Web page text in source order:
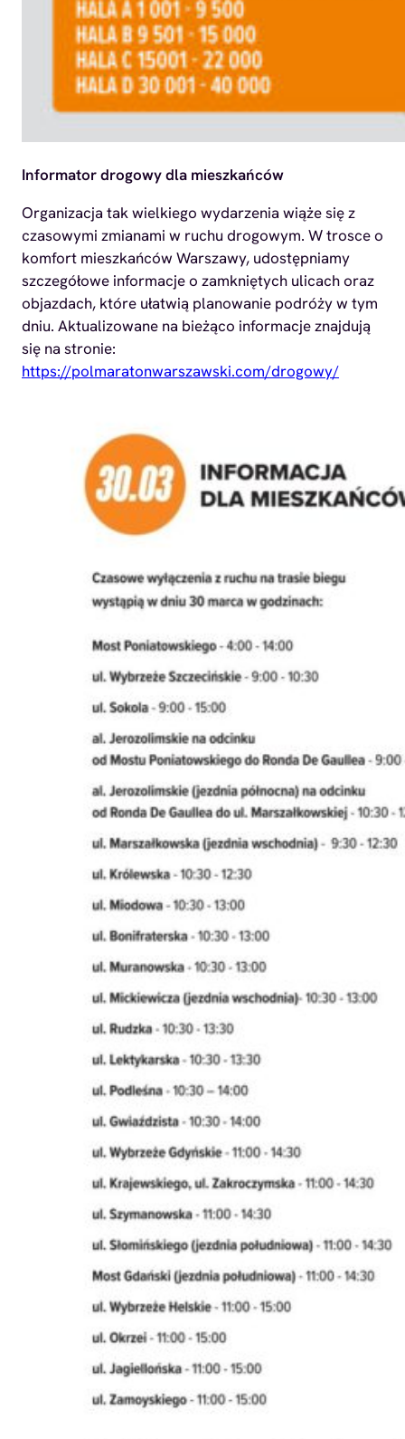
Informator drogowy dla mieszkańców
Organizacja tak wielkiego wydarzenia wiąże się z
czasowymi zmianami w ruchu drogowym. W trosce o
komfort mieszkańców Warszawy, udostępniamy
szczegółowe informacje o zamkniętych ulicach oraz
objazdach, które ułatwią planowanie podróży w tym
dniu. Aktualizowane na bieżąco informacje znajdują
się na stronie:
https://polmaratonwarszawski.com/drogowy/